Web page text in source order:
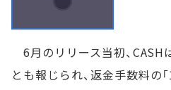
6月のリリース当初、CASH
とも報じられ、返金手数料の